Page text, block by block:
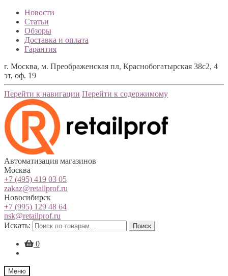
Новости
Статьи
Обзоры
Доставка и оплата
Гарантия
г. Москва, м. Преображенская пл, Краснобогатырская 38с2, 4
эт, оф. 19
Перейти к навигации Перейти к содержимому
Автоматизация магазинов
Москва
+7 (495) 419 03 05
zakaz@retailprof.ru
Новосибирск
+7 (995) 129 48 64
nsk@retailprof.ru
Искать:
Поиск
0
Меню